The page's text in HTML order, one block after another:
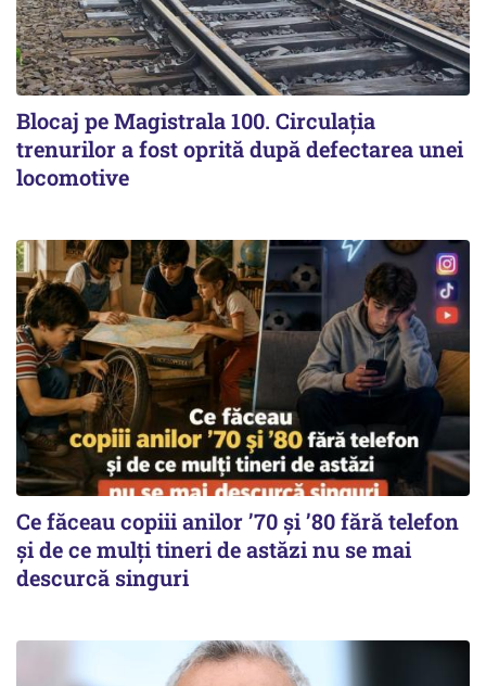
Blocaj pe Magistrala 100. Circulația
trenurilor a fost oprită după defectarea unei
locomotive
Ce făceau copiii anilor ’70 și ’80 fără telefon
și de ce mulți tineri de astăzi nu se mai
descurcă singuri